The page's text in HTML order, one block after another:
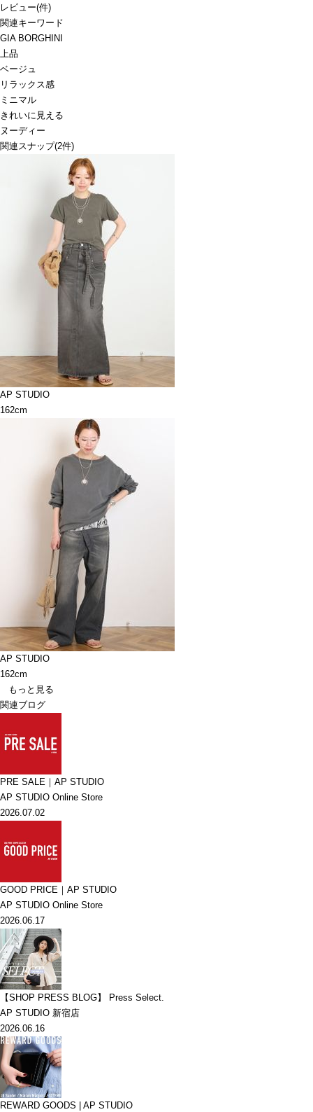
レビュー(件)
関連キーワード
GIA BORGHINI
上品
ベージュ
リラックス感
ミニマル
きれいに見える
ヌーディー
関連スナップ(2件)
AP STUDIO
162cm
AP STUDIO
162cm
もっと見る
関連ブログ
PRE SALE｜AP STUDIO
AP STUDIO Online Store
2026.07.02
GOOD PRICE｜AP STUDIO
AP STUDIO Online Store
2026.06.17
【SHOP PRESS BLOG】 Press Select.
AP STUDIO 新宿店
2026.06.16
REWARD GOODS | AP STUDIO